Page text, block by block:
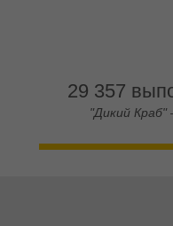
29 357
"Дикий Краб"